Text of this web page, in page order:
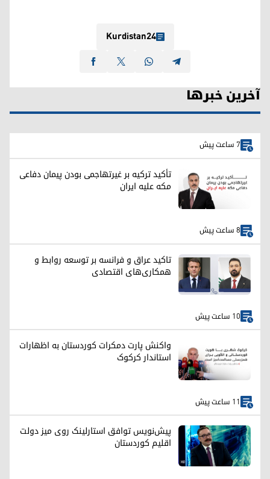
Kurdistan24
آخرین خبرها
7 ساعت پیش
تأکید ترکیه بر غیرتهاجمی بودن پیمان دفاعی
مکه علیه ایران
8 ساعت پیش
تاکید عراق و فرانسه بر توسعه روابط و
همکاری‌های اقتصادی
10 ساعت پیش
واکنش پارت دمکرات کوردستان به اظهارات
استاندار کرکوک
11 ساعت پیش
پیش‌نویس توافق استارلینک روی میز دولت
اقلیم کوردستان